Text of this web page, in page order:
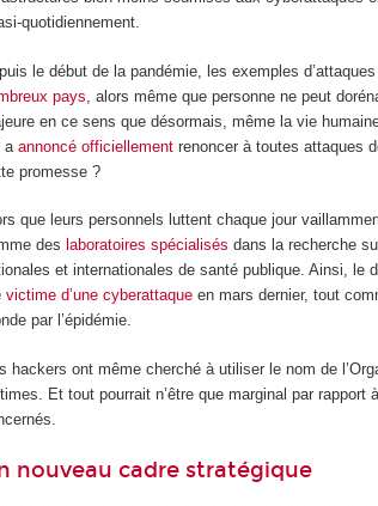
quotidiennement.
le début de la pandémie, les exemples
pays , alors même que personne ne peut
en ce sens que désormais, même la vie
aannoncé officiellement renoncer à toutes attaques
promesse ?
que leurs personnels luttent chaque jour
des laboratoires spécialisés dans la recherche
et internationales de santé publique. Ainsi, le
victime d’une cyberattaque en mars dernier, tout
par l’épidémie.
hackers ont même cherché à utiliser le nom de
Et tout pourrait n’être que marginal par
nouveau cadre stratégique